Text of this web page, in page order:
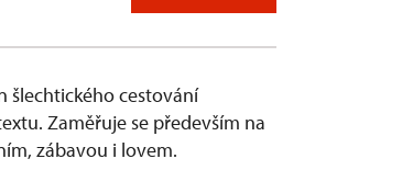
šlechtického cestování
Zaměřuje se především na
zábavou i lovem.